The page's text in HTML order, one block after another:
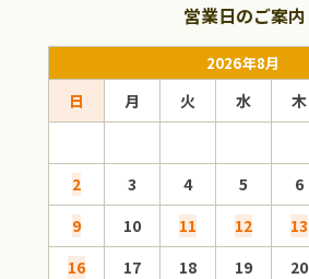
営業日のご案内
2026年8月
日 月 火 水 木
2
3 4 5 6
9
10 11 12 13
16
17 18 19 20